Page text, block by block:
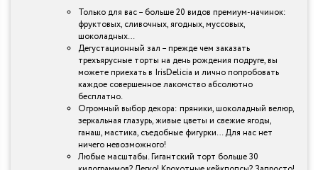
Только для вас – больше 20 видов премиум-начинок:
фруктовых, сливочных, ягодных, муссовых,
шоколадных…
Дегустационный зал – прежде чем заказать
трехъярусные торты на день рождения подруге, вы
можете приехать в IrisDelicia и лично попробовать
каждое совершенное лакомство абсолютно
бесплатно.
Огромный выбор декора: пряники, шоколадный велюр,
зеркальная глазурь, живые цветы и свежие ягоды,
ганаш, мастика, съедобные фигурки… Для нас нет
ничего невозможного!
Любые масштабы. Гигантский торт больше 30